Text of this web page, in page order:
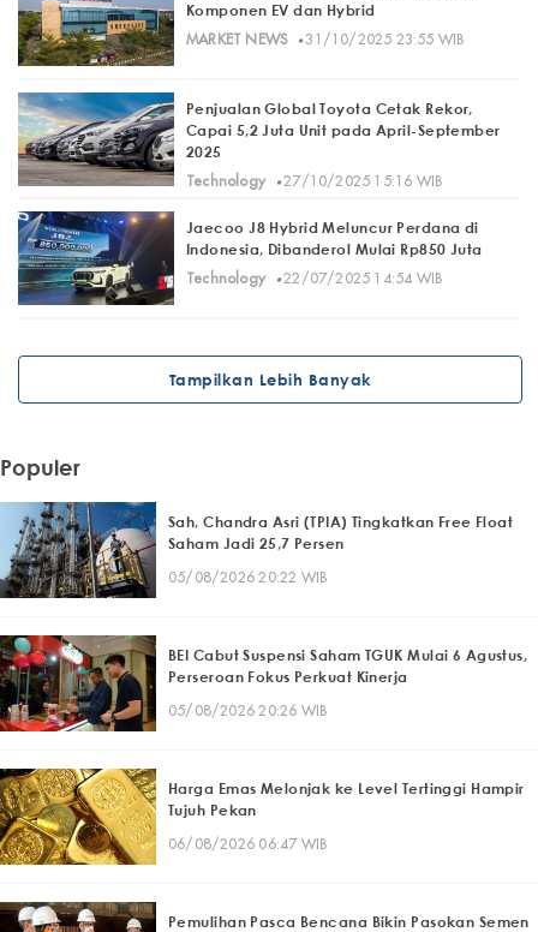
Komponen EV dan Hybrid
MARKET NEWS· 31/10/2025 23:55 WIB
Penjualan Global Toyota Cetak Rekor,
Capai 5,2 Juta Unit pada April-September
2025
Technology
· 27/10/2025 15:16 WIB
Jaecoo J8 Hybrid Meluncur Perdana di
Indonesia, Dibanderol Mulai Rp850 Juta
Technology
· 22/07/2025 14:54 WIB
Tampilkan Lebih Banyak
Populer
Sah, Chandra Asri (TPIA) Tingkatkan Free Float
Saham Jadi 25,7 Persen
05/08/2026 20:22 WIB
BEI Cabut Suspensi Saham TGUK Mulai 6 Agustus,
Perseroan Fokus Perkuat Kinerja
05/08/2026 20:26 WIB
Harga Emas Melonjak ke Level Tertinggi Hampir
Tujuh Pekan
06/08/2026 06:47 WIB
Pemulihan Pasca Bencana Bikin Pasokan Semen